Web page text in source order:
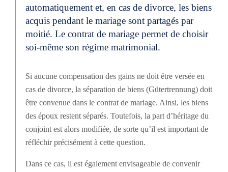
automatiquement et, en cas de divorce, les biens
acquis pendant le mariage sont partagés par
moitié. Le contrat de mariage permet de choisir
soi-même son régime matrimonial.
Si aucune compensation des gains ne doit être versée en
cas de divorce, la séparation de biens (Gütertrennung) doit
être convenue dans le contrat de mariage. Ainsi, les biens
des époux restent séparés. Toutefois, la part d’héritage du
conjoint est alors modifiée, de sorte qu’il est important de
réfléchir précisément à cette question.
Dans ce cas, il est également envisageable de convenir